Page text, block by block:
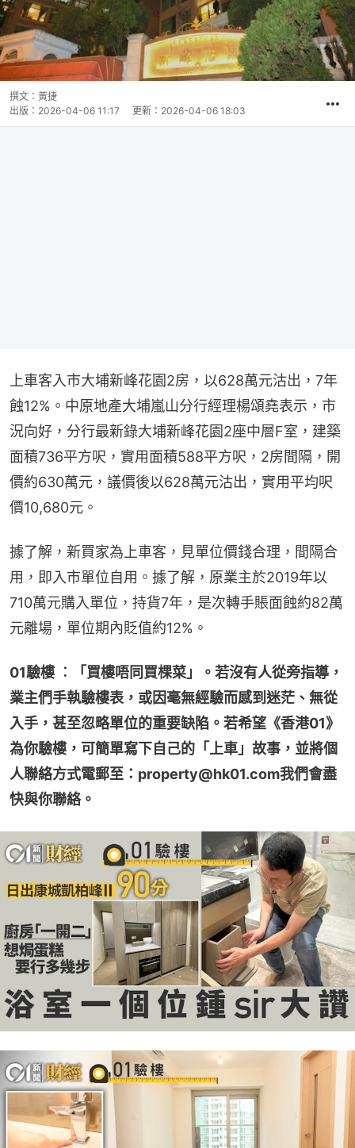
撰文： 黃捷
出版： 2026-04-06 11:17 更新： 2026-04-06 18:03
上車客入市大埔新峰花園2房，以628萬元沽出，7年
蝕12%。中原地產大埔嵐山分行經理楊頌堯表示，市
況向好，分行最新錄大埔新峰花園2座中層F室，建築
面積736平方呎，實用面積588平方呎，2房間隔，開
價約630萬元，議價後以628萬元沽出，實用平均呎
價10,680元。
據了解，新買家為上車客，見單位價錢合理，間隔合
用，即入市單位自用。據了解，原業主於2019年以
710萬元購入單位，持貨7年，是次轉手賬面蝕約82萬
元離場，單位期內貶值約12%。
01驗樓 ︰「買樓唔同買棵菜」。若沒有人從旁指導，
業主們手執驗樓表，或因毫無經驗而感到迷茫、無從
入手，甚至忽略單位的重要缺陷。若希望《香港01》
為你驗樓，可簡單寫下自己的「上車」故事，並將個
人聯絡方式電郵至：property@hk01.com我們會盡
快與你聯絡。